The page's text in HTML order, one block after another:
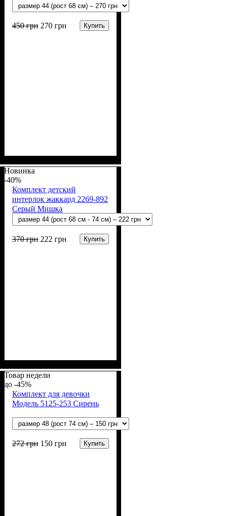
450грн 270 грн Купить
(100% х/б)
Новинка
-40%
Комплект детский
интерлок жаккард 2269-892
Серый Мишка
370грн 222 грн Купить
(100% х/б)
Товар недели
-45%
Комплект для девочки
Модель 5125-253 Сирень
272грн 150 грн Купить